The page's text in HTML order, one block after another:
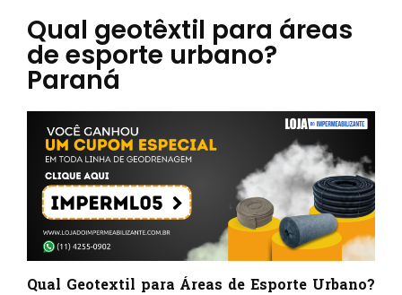
Qual geotêxtil para áreas
de esporte urbano?
Paraná
Qual Geotextil para Áreas de Esporte Urbano?